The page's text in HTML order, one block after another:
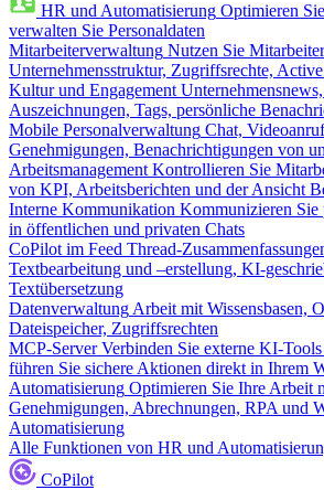
HR und Automatisierung Optimieren
verwalten Sie Personaldaten
Mitarbeiterverwaltung Nutzen Sie
Unternehmensstruktur, Zugriffsrechte,
Kultur und Engagement
Auszeichnungen, Tags, persönliche
Mobile Personalverwaltung Chat,
Genehmigungen, Benachrichtigungen von
Arbeitsmanagement Kontrollieren Sie
von KPI, Arbeitsberichten und der Ansicht
Interne Kommunikation Kommunizieren Sie
in öffentlichen und privaten Chats
CoPilot im Feed Thread-
Textbearbeitung und –erstellung, KI-
Textübersetzung
Datenverwaltung Arbeit mit Wissensbasen,
Dateispeicher, Zugriffsrechten
MCP-Server Verbinden Sie externe KI-
führen Sie sichere Aktionen direkt in Ihrem
Automatisierung Optimieren Sie Ihre Arbeit
Genehmigungen, Abrechnungen, RPA und
Automatisierung
Alle Funktionen von HR und
CoPilot